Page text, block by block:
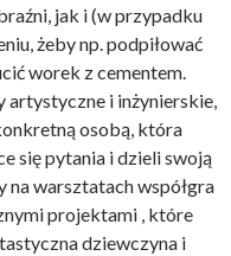
jak i (w przypadku
żeby np. podpiłować
worek z cementem.
artystyczne i inżynierskie,
osobą, która
się pytania i dzieli swoją
na warsztatach współgra
projektami , które
dziewczyna i